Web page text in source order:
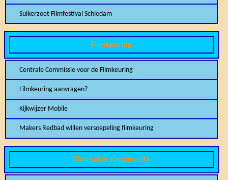
Suikerzoet Filmfestival Schiedam
Filmkeuring
Centrale Commissie voor de Filmkeuring
Filmkeuring aanvragen?
Kijkwijzer Mobile
Makers Redbad willen versoepeling filmkeuring
Filmmaker community